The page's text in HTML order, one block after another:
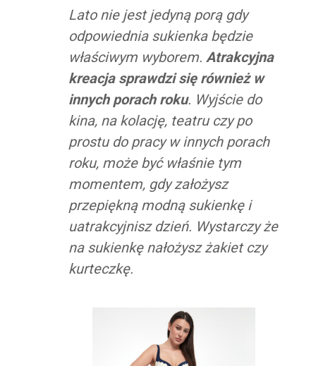
Lato nie jest jedyną porą gdy
odpowiednia sukienka będzie
właściwym wyborem. Atrakcyjna
kreacja sprawdzi się również w
innych porach roku. Wyjście do
kina, na kolację, teatru czy po
prostu do pracy w innych porach
roku, może być właśnie tym
momentem, gdy założysz
przepiękną modną sukienkę i
uatrakcyjnisz dzień. Wystarczy że
na sukienkę nałożysz żakiet czy
kurteczkę.